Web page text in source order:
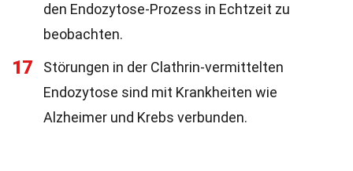
den Endozytose-Prozess in Echtzeit zu
beobachten.
17
Störungen in der Clathrin-vermittelten
Endozytose sind mit Krankheiten wie
Alzheimer und Krebs verbunden.